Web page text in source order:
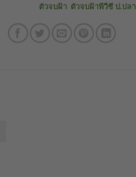
ตัวจบฝ้า ตัวจบฝ้าพีวีซี ป.ปลา